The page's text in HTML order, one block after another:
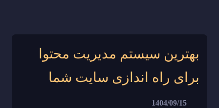
بهترین سیستم مدیریت محتوا
برای راه اندازی سایت شما
1404/09/15